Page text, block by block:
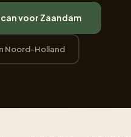
voor Zaandam
Noord-Holland